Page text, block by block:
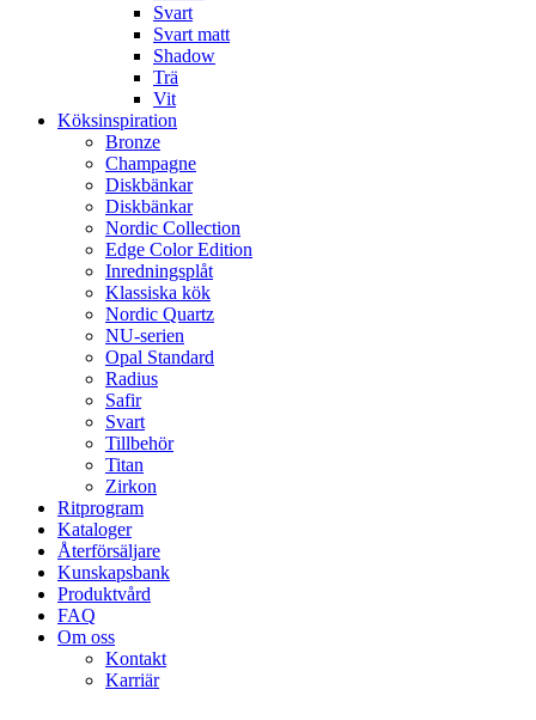
Svart
Svart matt
Shadow
Trä
Vit
Köksinspiration
Bronze
Champagne
Diskbänkar
Diskbänkar
Nordic Collection
Edge Color Edition
Inredningsplåt
Klassiska kök
Nordic Quartz
NU-serien
Opal Standard
Radius
Safir
Svart
Tillbehör
Titan
Zirkon
Ritprogram
Kataloger
Återförsäljare
Kunskapsbank
Produktvård
FAQ
Om oss
Kontakt
Karriär